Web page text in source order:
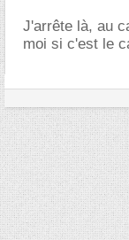
J'arrête là, au
moi si c'est le